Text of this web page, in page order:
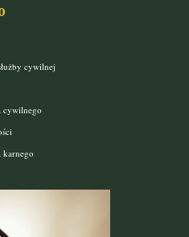
cywilnej
cywilnego
karnego